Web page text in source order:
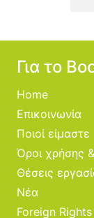
Για το
Home
Επικοινωνία
Ποιοί είμαστε
Όροι χρήσης
Θέσεις
Νέα
Foreign Rights